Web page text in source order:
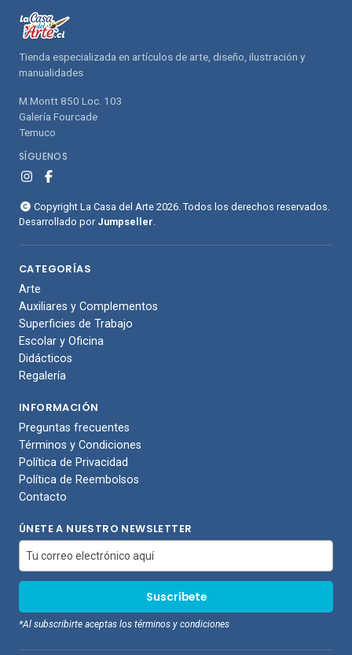
Tienda especializada en artículos de arte, diseño, ilustración y
manualidades
M.Montt 850 Loc. 103
Galería Fourcade
Temuco
SÍGUENOS
Copyright La Casa del Arte 2026. Todos los derechos reservados.
Desarrollado por Jumpseller
CATEGORÍAS
Arte
Auxiliares y Complementos
Superficies de Trabajo
Escolar y Oficina
Didácticos
Regalería
INFORMACIÓN
Preguntas frecuentes
Términos y Condiciones
Política de Privacidad
Política de Reembolsos
Contacto
ÚNETE A NUESTRO NEWSLETTER
*Al subscribirte aceptas los términos y condiciones